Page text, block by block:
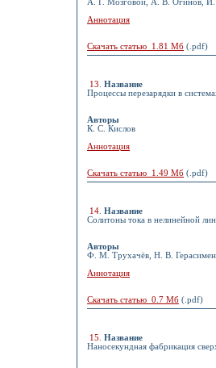
А. Г. Мозговой, А. В. Огинов,
Аннотация
Скачать статью 1.81 Мб (.pdf)
13
Название
Процессы перезарядки в
Авторы
К. С. Кислов
Аннотация
Скачать статью 1.49 Мб (.pdf)
14 Название
Солитоны тока в нелинейной
Авторы
Ф. М. Трухачёв, Н. В.
Аннотация
Скачать статью 0.7 Мб (.pdf)
15
Название
Наносекундная фабрикация